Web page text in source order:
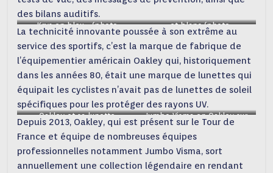
des bilans auditifs.
Krys en bleu… (photo
Dominique ROUDY)
… et blanc (photo
Dominique ROUDY
La technicité innovante poussée à son extrême au
service des sportifs, c’est la marque de fabrique de
l’équipementier américain Oakley qui, historiquement
dans les années 80, était une marque de lunettes qui
équipait les cyclistes n’avait pas de lunettes de soleil
spécifiques pour les protéger des rayons UV.
Oakley et sa lunette
sportwear sur le TDF
Jumbo Visma en Oakley sur
le TDF
Depuis 2013, Oakley, qui est présent sur le Tour de
France et équipe de nombreuses équipes
professionnelles notamment Jumbo Visma, sort
annuellement une collection légendaire en rendant